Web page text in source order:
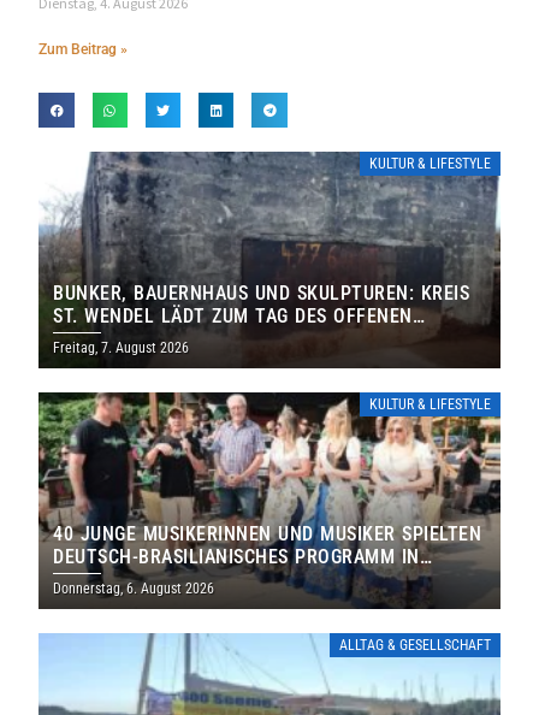
Zum Beitrag »
KULTUR & LIFESTYLE
BUNKER, BAUERNHAUS UND SKULPTUREN: KREIS
ST. WENDEL LÄDT ZUM TAG DES OFFENEN
DENKMALS EIN
Freitag, 7. August 2026
KULTUR & LIFESTYLE
40 JUNGE MUSIKERINNEN UND MUSIKER SPIELTEN
DEUTSCH-BRASILIANISCHES PROGRAMM IN
THOLEY
Donnerstag, 6. August 2026
ALLTAG & GESELLSCHAFT